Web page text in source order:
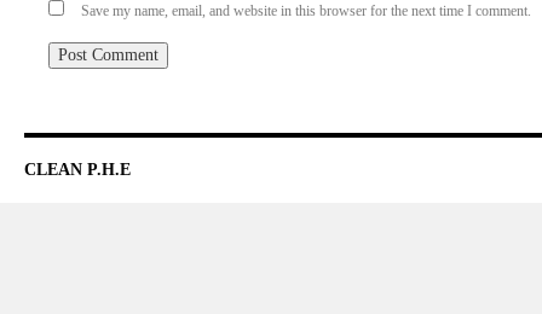
Save my name, email, and website in this browser for the next time I comment.
CLEAN P.H.E